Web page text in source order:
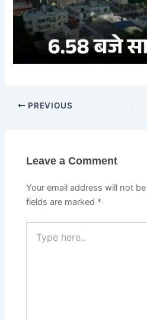
PREVIOUS
Leave a Comment
Your email address will not
fields are marked *
here..